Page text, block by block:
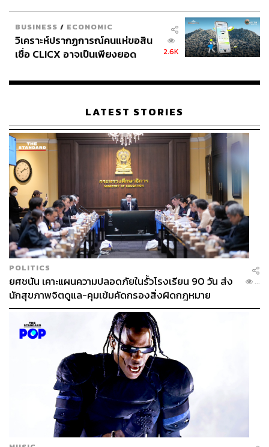
08.41 น. รุ้ง-ปนัสยา สิทธิจิรวัฒนกุล อยู่ระหว่างการเจรจากับ
ตำรวจเพื่อขอเดินทางไปยื่นหนังสือข้อเรียกร้องต่อประธาน
องคมนตรี
08.39 น. ทนายอานนท์ นำภา แจ้งว่าองคมนตรีส่งตัวแทนมา
รับหนังสือแล้ว
08.37 น. ทนายอานนท์ นำภา ขอให้ตำรวจเปิดแนวกั้นเพื่อให้
ตัวแทนเดินทางไปยื่นหนังสือ และขอให้ประธานองคมนตรี
ส่งตัวแทนมารับหนังสือ
BUSINESS / ECONOMIC
วิเคราะห์ปรากฏการณ์คนแห่ขอสิน
เชื่อ CLICX อาจเป็นเพียงยอด
เรือนไทยที่ถูกซุกไว้
2.6K
LATEST STORIES
POLITICS
ยศชนัน เคาะแผนความปลอดภัยในรั้วโรงเรียน 90 วัน ส่ง
นักสุขภาพจิตดูแล-คุมเข้มคัดกรองสิ่งผิดกฎหมาย
...